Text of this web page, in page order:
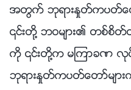
အတြက္ ဘုရားႏႈတ္ကပတ္ေ
၎တို႔ ဘဝမ်ား၏ တစ္စိတ္တ
ကို ၎တို႔က မၾကာခဏ လု
ဘုရားႏႈတ္ကပတ္ေတာ္မ်ာ